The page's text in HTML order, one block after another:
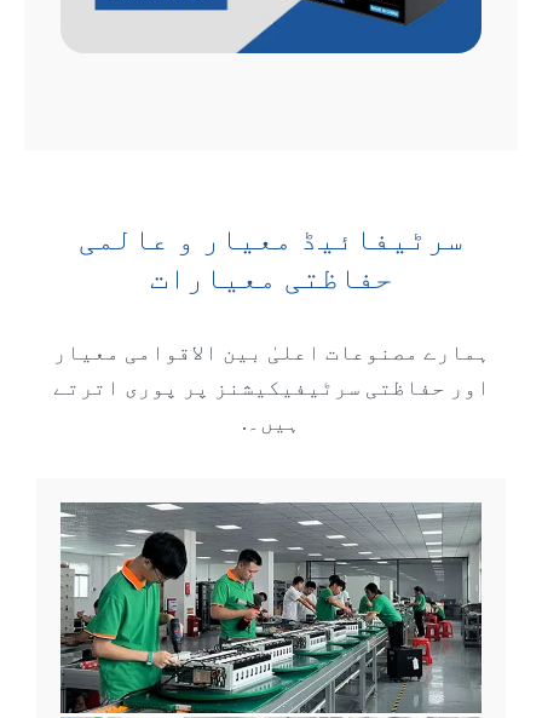
سرٹیفائیڈ معیار و عالمی
حفاظتی معیارات
ہمارے مصنوعات اعلیٰ بین الاقوامی معیار
اور حفاظتی سرٹیفیکیشنز پر پوری اترتے
ہیں۔.